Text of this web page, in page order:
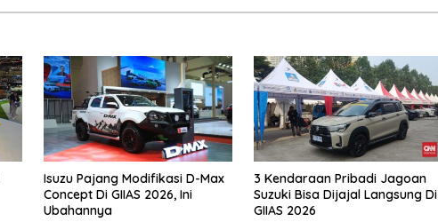
Isuzu Pajang Modifikasi D-Max
Concept Di GIIAS 2026, Ini
Ubahannya
3 Kendaraan Pribadi Jagoan
Suzuki Bisa Dijajal Langsung Di
GIIAS 2026